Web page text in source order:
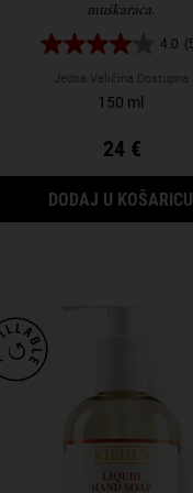
TO-POWDER
muškaraca.
4.0
Jedna Veličina Dostupna
150 ml
24 €
DODAJ U KOŠARICU